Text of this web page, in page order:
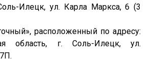
Илецк, ул. Карла Маркса, 6 (3
расположенный по адресу:
область, г. Соль-Илецк, ул.